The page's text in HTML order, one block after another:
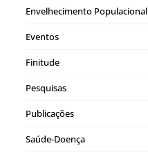
Envelhecimento Populacional
Eventos
Finitude
Pesquisas
Publicações
Saúde-Doença